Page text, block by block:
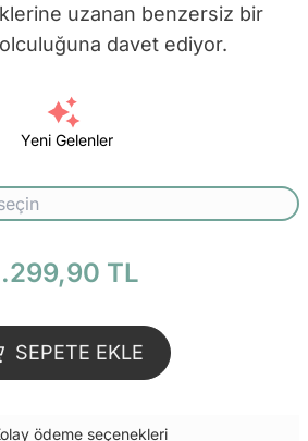
uzanan benzersiz bir
davet ediyor.
Yeni Gelenler
TL
SEPETE EKLE
ödeme seçenekleri